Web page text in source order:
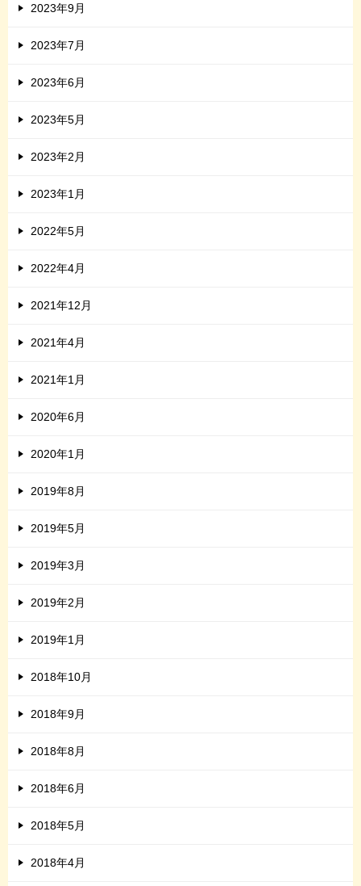
2023年9月
2023年7月
2023年6月
2023年5月
2023年2月
2023年1月
2022年5月
2022年4月
2021年12月
2021年4月
2021年1月
2020年6月
2020年1月
2019年8月
2019年5月
2019年3月
2019年2月
2019年1月
2018年10月
2018年9月
2018年8月
2018年6月
2018年5月
2018年4月